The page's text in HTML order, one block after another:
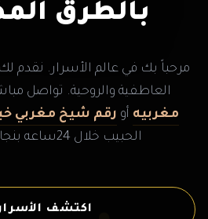
بالطرق
مرحباً بك في عالم الأسرار. نقدم
العاطفية والروحية. تواصل
مغربيه أو رقم شيخ مغربي
الحبيب خلال 24ساعه بنجاح وسرية تامة.
اكتشف